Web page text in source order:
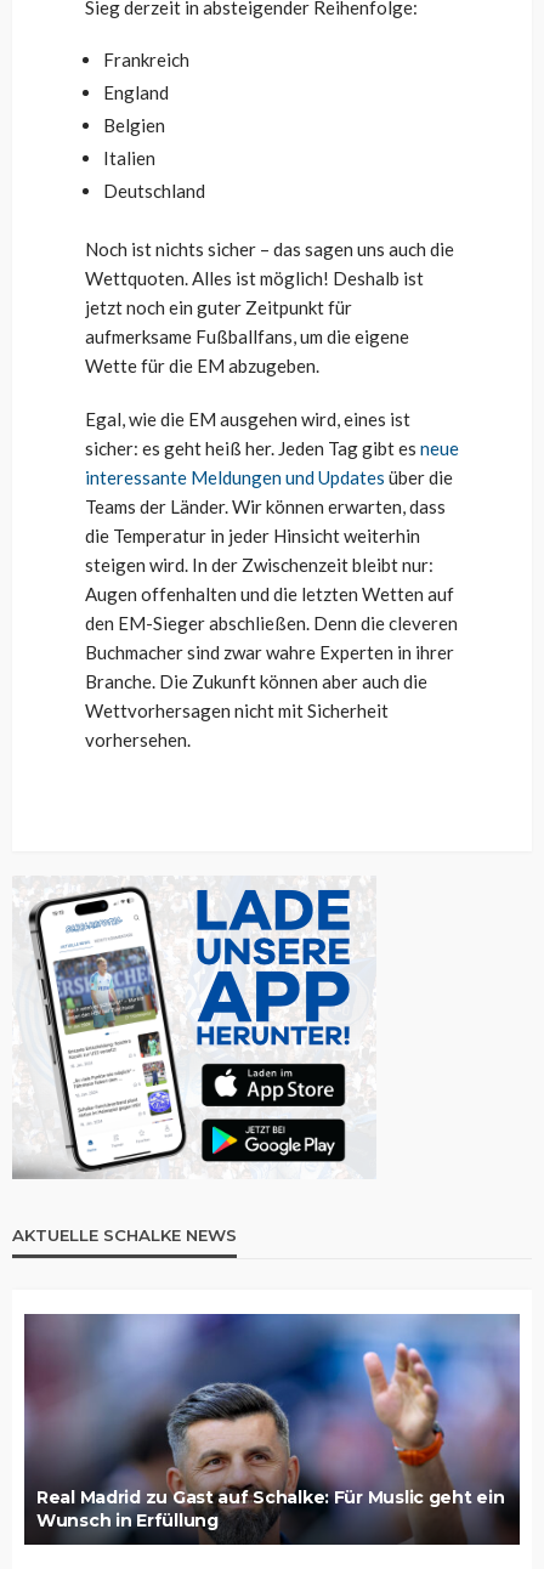
Sieg derzeit in absteigender Reihenfolge:
Frankreich
England
Belgien
Italien
Deutschland
Noch ist nichts sicher – das sagen uns auch die
Wettquoten. Alles ist möglich! Deshalb ist
jetzt noch ein guter Zeitpunkt für
aufmerksame Fußballfans, um die eigene
Wette für die EM abzugeben.
Egal, wie die EM ausgehen wird, eines ist
sicher: es geht heiß her. Jeden Tag gibt es neue
interessante Meldungen und Updates über die
Teams der Länder. Wir können erwarten, dass
die Temperatur in jeder Hinsicht weiterhin
steigen wird. In der Zwischenzeit bleibt nur:
Augen offenhalten und die letzten Wetten auf
den EM-Sieger abschließen. Denn die cleveren
Buchmacher sind zwar wahre Experten in ihrer
Branche. Die Zukunft können aber auch die
Wettvorhersagen nicht mit Sicherheit
vorhersehen.
AKTUELLE SCHALKE NEWS
Real Madrid zu Gast auf Schalke: Für Muslic geht ein
Wunsch in Erfüllung